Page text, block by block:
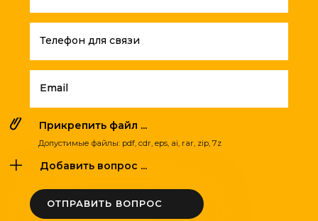
Телефон для связи
Email
Прикрепить файл ...
Допустимые файлы: pdf, cdr, eps, ai, rar, zip, 7z
Добавить вопрос ...
ОТПРАВИТЬ ВОПРОС